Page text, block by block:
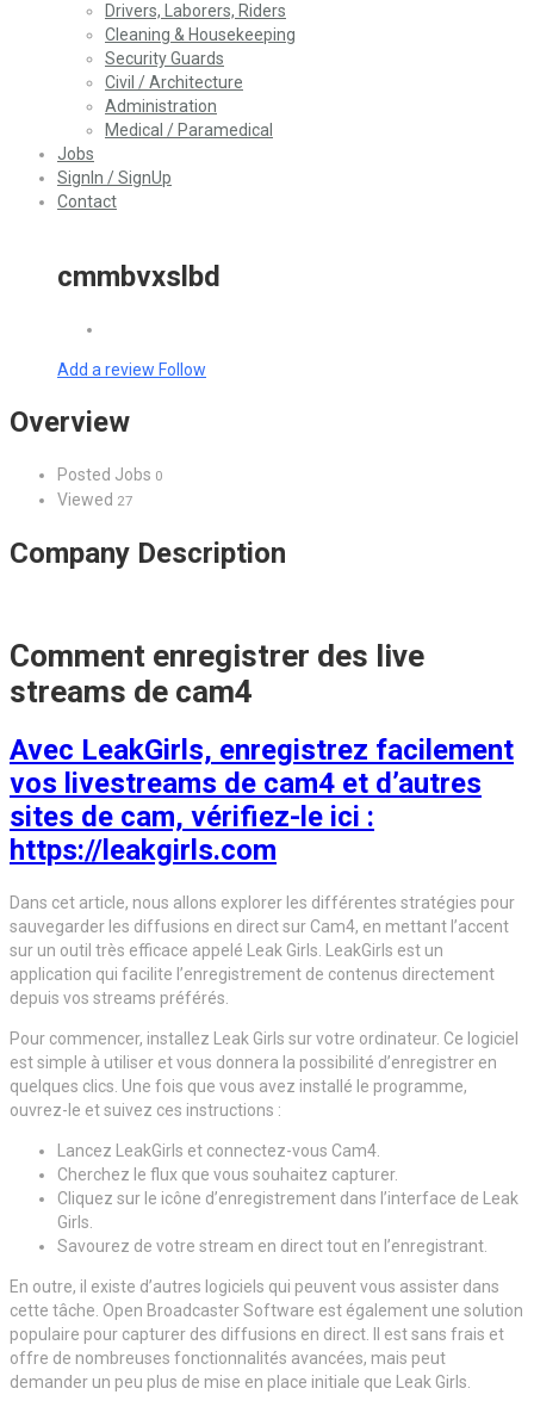
Drivers, Laborers, Riders
Cleaning & Housekeeping
Security Guards
Civil / Architecture
Administration
Medical / Paramedical
Jobs
SignIn / SignUp
Contact
cmmbvxslbd
Add a review Follow
Overview
Posted Jobs 0
Viewed 27
Company Description
Comment enregistrer des live
streams de cam4
Avec LeakGirls, enregistrez facilement
vos livestreams de cam4 et d’autres
sites de cam, vérifiez-le ici :
https://leakgirls.com
Dans cet article, nous allons explorer les différentes stratégies pour
sauvegarder les diffusions en direct sur Cam4, en mettant l’accent
sur un outil très efficace appelé Leak Girls. LeakGirls est un
application qui facilite l’enregistrement de contenus directement
depuis vos streams préférés.
Pour commencer, installez Leak Girls sur votre ordinateur. Ce logiciel
est simple à utiliser et vous donnera la possibilité d’enregistrer en
quelques clics. Une fois que vous avez installé le programme,
ouvrez-le et suivez ces instructions :
Lancez LeakGirls et connectez-vous Cam4.
Cherchez le flux que vous souhaitez capturer.
Cliquez sur le icône d’enregistrement dans l’interface de Leak
Girls.
Savourez de votre stream en direct tout en l’enregistrant.
En outre, il existe d’autres logiciels qui peuvent vous assister dans
cette tâche. Open Broadcaster Software est également une solution
populaire pour capturer des diffusions en direct. Il est sans frais et
offre de nombreuses fonctionnalités avancées, mais peut
demander un peu plus de mise en place initiale que Leak Girls.